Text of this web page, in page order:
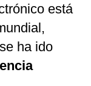
está
ha ido